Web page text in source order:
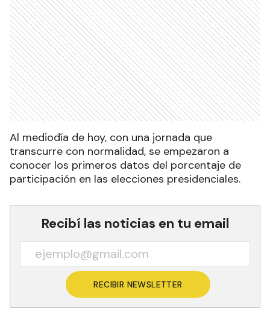
Al mediodía de hoy, con una jornada que
transcurre con normalidad, se empezaron a
conocer los primeros datos del porcentaje de
participación en las elecciones presidenciales.
Recibí las noticias en tu email
RECIBIR NEWSLETTER